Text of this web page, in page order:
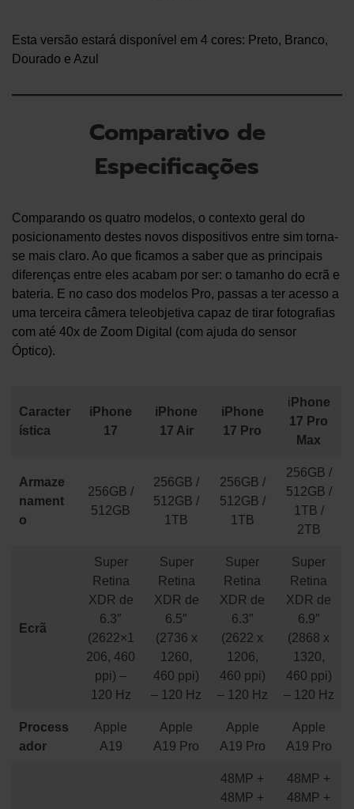
Esta versão estará disponível em 4 cores: Preto, Branco,
Dourado e Azul
Comparativo de
Especificações
Comparando os quatro modelos, o contexto geral do
posicionamento destes novos dispositivos entre sim torna-
se mais claro. Ao que ficamos a saber que as principais
diferenças entre eles acabam por ser: o tamanho do ecrã e
bateria. E no caso dos modelos Pro, passas a ter acesso a
uma terceira câmera teleobjetiva capaz de tirar fotografias
com até 40x de Zoom Digital (com ajuda do sensor
Óptico).
Caracter
ística
iPhone
17
iPhone
17 Air
iPhone
17 Pro
i Phone
17 Pro
Max
Armaze
nament
o
256GB /
512GB
256GB /
512GB /
1TB
256GB /
512GB /
1TB
256GB /
512GB /
1TB /
2TB
Ecrã
Super
Retina
XDR de
6.3″
(2622×1
206, 460
ppi) –
120 Hz
Super
Retina
XDR de
6.5″
(2736 x
1260,
460 ppi)
– 120 Hz
Super
Retina
XDR de
6.3″
(2622 x
1206,
460 ppi)
– 120 Hz
Super
Retina
XDR de
6.9″
(2868 x
1320,
460 ppi)
– 120 Hz
Process
ador
Apple
A19
Apple
A19 Pro
Apple
A19 Pro
Apple
A19 Pro
48MP +
48MP +
48MP +
48MP +